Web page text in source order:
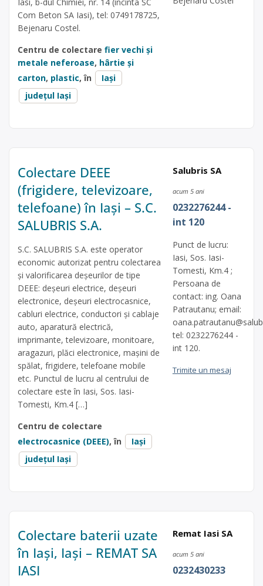
Com Beton SA Iasi), tel: 0749178725,
Bejenaru Costel.
Centru de colectare fier vechi și
metale neferoase, hârtie și
carton, plastic, în
Iași
județul Iași
Colectare DEEE
(frigidere, televizoare,
telefoane) în Iași – S.C.
SALUBRIS S.A.
S.C. SALUBRIS S.A. este operator
economic autorizat pentru colectarea
și valorificarea deșeurilor de tipe
DEEE: deșeuri electrice, deșeuri
electronice, deșeuri electrocasnice,
cabluri electrice, conductori și cablaje
auto, aparatură electrică,
imprimante, televizoare, monitoare,
aragazuri, plăci electronice, mașini de
spălat, frigidere, telefoane mobile
etc. Punctul de lucru al centrului de
colectare este în Iasi, Sos. Iasi-
Tomesti, Km.4 […]
Centru de colectare
electrocasnice (DEEE), în
Iași
județul Iași
Salubris SA
acum 5 ani
0232276244 -
int 120
Punct de lucru:
Iasi, Sos. Iasi-
Tomesti, Km.4 ;
Persoana de
contact: ing. Oana
Patrautanu; email:
tel: 0232276244 -
int 120.
Trimite un mesaj
Colectare baterii uzate
în Iași, Iași – REMAT SA
IASI
Remat Iasi SA
acum 5 ani
0232430233